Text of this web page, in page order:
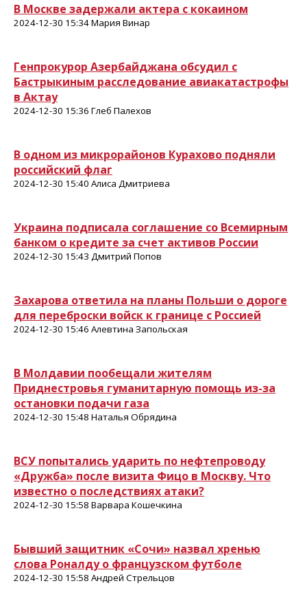
В Москве задержали актера с кокаином
2024-12-30 15:34 Мария Винар
Генпрокурор Азербайджана обсудил с
Бастрыкиным расследование авиакатастрофы
в Актау
2024-12-30 15:36 Глеб Палехов
В одном из микрорайонов Курахово подняли
российский флаг
2024-12-30 15:40 Алиса Дмитриева
Украина подписала соглашение со Всемирным
банком о кредите за счет активов России
2024-12-30 15:43 Дмитрий Попов
Захарова ответила на планы Польши о дороге
для переброски войск к границе с Россией
2024-12-30 15:46 Алевтина Запольская
В Молдавии пообещали жителям
Приднестровья гуманитарную помощь из-за
остановки подачи газа
2024-12-30 15:48 Наталья Обрядина
ВСУ попытались ударить по нефтепроводу
«Дружба» после визита Фицо в Москву. Что
известно о последствиях атаки?
2024-12-30 15:58 Варвара Кошечкина
Бывший защитник «Сочи» назвал хренью
слова Роналду о французском футболе
2024-12-30 15:58 Андрей Стрельцов